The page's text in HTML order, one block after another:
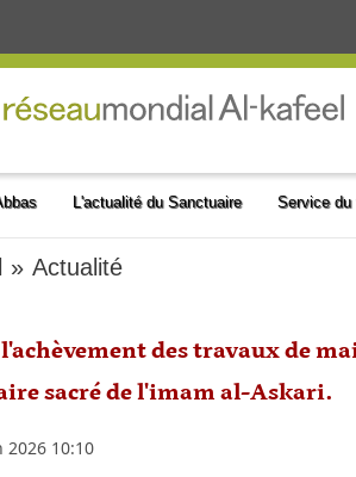
L'actualité du Sanctuaire Service
»Actualité
des travaux de
sacré de l'imam al-Askari.
2026 10:10